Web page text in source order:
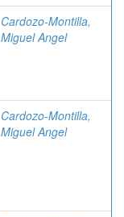
Cardozo-Montilla,
Miguel Angel
Cardozo-Montilla,
Miguel Angel